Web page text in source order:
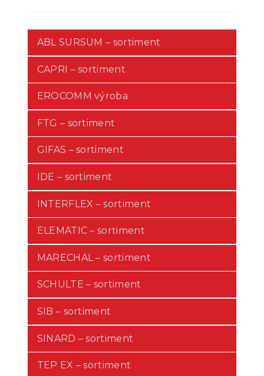
ABL SURSUM – sortiment
CAPRI – sortiment
EROCOMM výroba
FTG – sortiment
GIFAS – sortiment
IDE – sortiment
INTERFLEX – sortiment
ELEMATIC – sortiment
MARECHAL – sortiment
SCHULTE – sortiment
SIB – sortiment
SINARD – sortiment
TEP EX – sortiment